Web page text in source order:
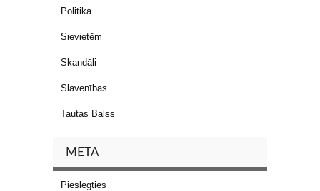
Politika
Sievietēm
Skandāli
Slavenības
Tautas Balss
META
Pieslēgties